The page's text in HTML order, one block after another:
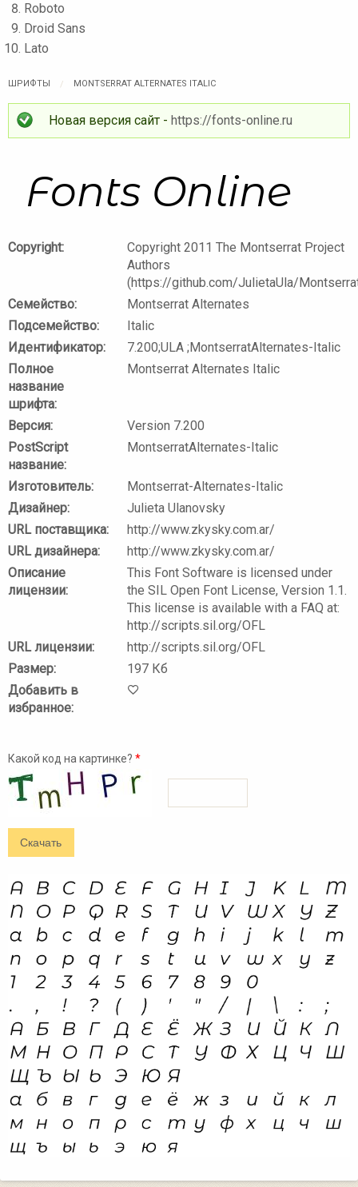
ШРИФТЫ MONTSERRAT ALTERNATES ITALIC
Новая версия сайт - https://fonts-online.ru
Copyright:
Copyright 2011 The Montserrat Project
Authors
(https://github.com/JulietaUla/
Семейство:
Montserrat Alternates
Подсемейство:
Italic
Идентификатор:
7.200;ULA ;MontserratAlternates-Italic
Полное
название
шрифта:
Montserrat Alternates Italic
Версия:
Version 7.200
PostScript
название:
MontserratAlternates-Italic
Изготовитель:
Montserrat-Alternates-Italic
Дизайнер:
Julieta Ulanovsky
URL поставщика:
http://www.zkysky.com.ar/
URL дизайнера:
http://www.zkysky.com.ar/
Описание
лицензии:
This Font Software is licensed under
the SIL Open Font License, Version 1.1.
This license is available with a FAQ at:
http://scripts.sil.org/OFL
URL лицензии:
http://scripts.sil.org/OFL
Размер:
197 Кб
Добавить в
избранное:
Какой код на картинке? *
Roboto
Droid Sans
Lato